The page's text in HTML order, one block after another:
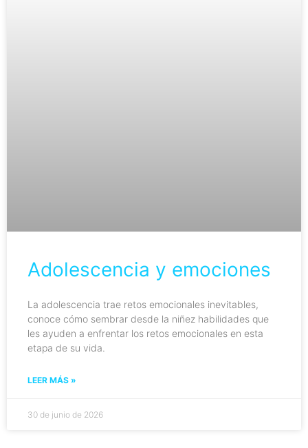
Adolescencia y emociones
La adolescencia trae retos emocionales inevitables,
conoce cómo sembrar desde la niñez habilidades que
les ayuden a enfrentar los retos emocionales en esta
etapa de su vida.
LEER MÁS »
30 de junio de 2026